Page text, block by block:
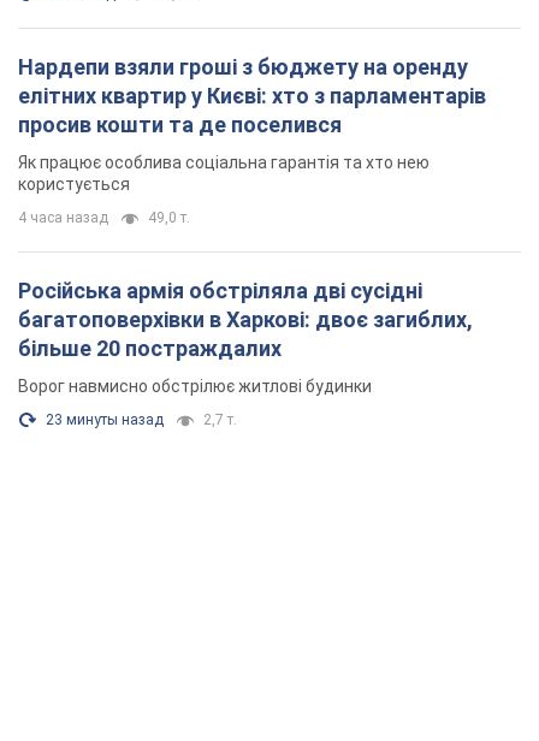
Нардепи взяли гроші з бюджету на оренду
елітних квартир у Києві: хто з парламентарів
просив кошти та де поселився
Як працює особлива соціальна гарантія та хто нею
користується
4 часа назад 49,0 т.
Російська армія обстріляла дві сусідні
багатоповерхівки в Харкові: двоє загиблих,
більше 20 постраждалих
Ворог навмисно обстрілює житлові будинки
23 минуты назад 2,7 т.